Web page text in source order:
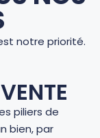
notre priorité.
piliers de
bien, par